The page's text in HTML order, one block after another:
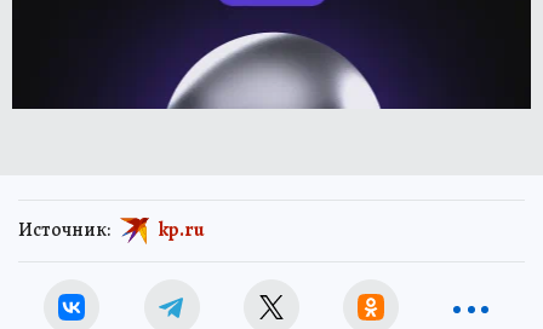
Источник: kp.ru